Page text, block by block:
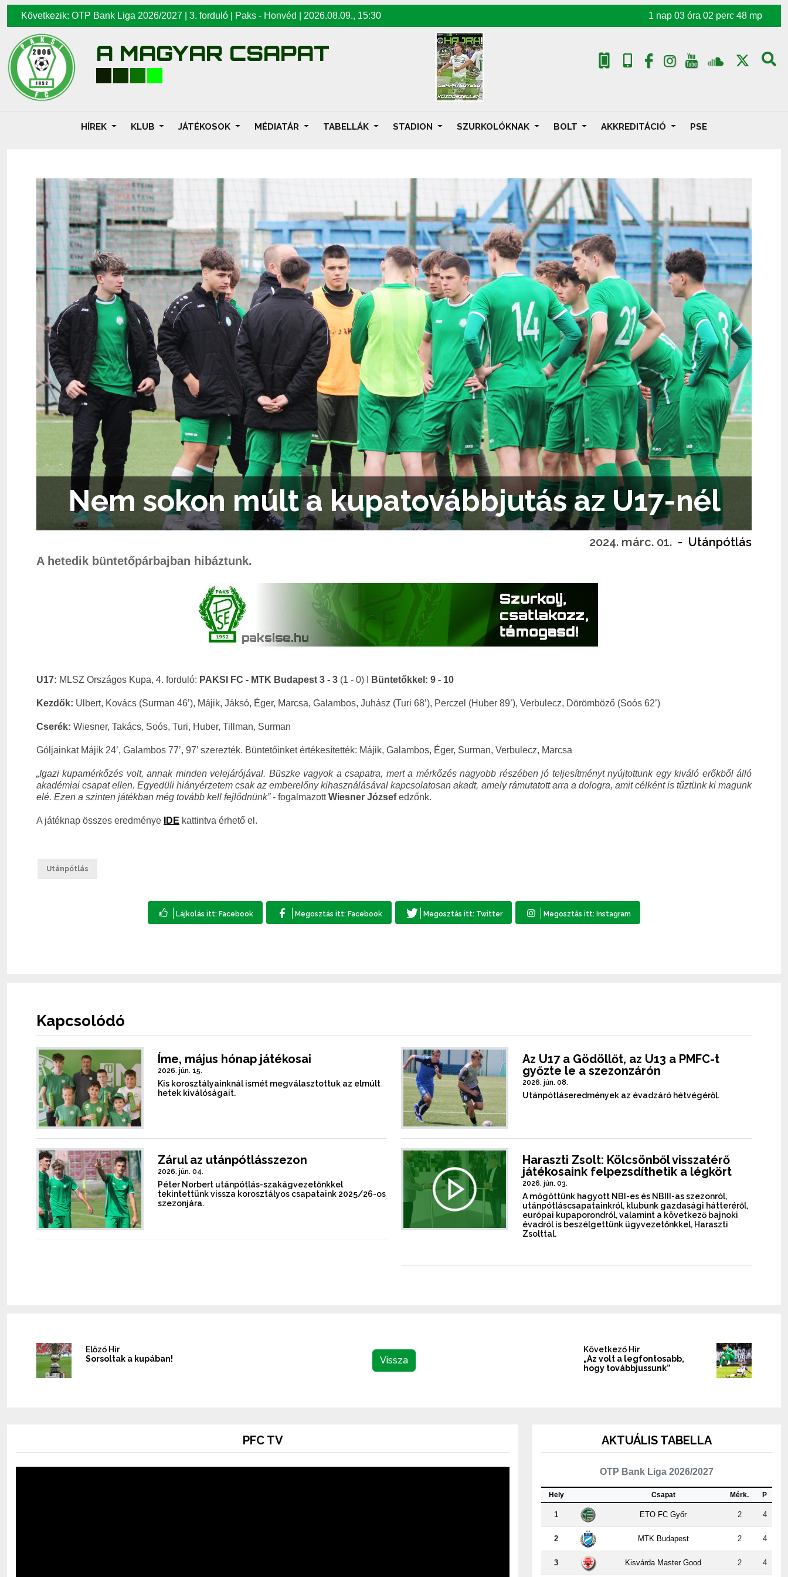
Következik: OTP Bank Liga 2026/2027 | 3. forduló | Paks - Honvéd 2026.08.09., 15:30 1 nap 03 óra 02 perc 46 mp
A MAGYAR CSAPAT
HÍREK KLUB JÁTÉKOSOK MÉDIATÁR TABELLÁK STADION SZURKOLÓKNAK BOLT AKKREDITÁCIÓ PSE
Nem sokon múlt a kupatovábbjutás az U17-nél
2024. márc. 01. - Utánpótlás
A hetedik büntetőpárbajban hibáztunk.
U17: MLSZ Országos Kupa, 4. forduló: PAKSI FC - MTK Budapest 3 - 3 (1 - 0) I Büntetőkkel: 9 - 10
Kezdők: Ulbert, Kovács (Surman 46’), Májik, Jáksó, Éger, Marcsa, Galambos, Juhász (Turi 68’), Perczel (Huber 89’), Verbulecz, Dörömböző (Soós 62’)
Cserék: Wiesner, Takács, Soós, Turi, Huber, Tillman, Surman
Góljainkat Májik 24’, Galambos 77’, 97’ szerezték. Büntetőinket értékesítették: Májik, Galambos, Éger, Surman, Verbulecz, Marcsa
„Igazi kupamérkőzés volt, annak minden velejárójával. Büszke vagyok a csapatra, mert a mérkőzés nagyobb részében jó teljesítményt nyújtottunk egy kiváló erőkből álló
akadémiai csapat ellen. Egyedüli hiányérzetem csak az emberelőny kihasználásával kapcsolatosan akadt, amely rámutatott arra a dologra, amit célként is tűztünk ki magunk
elé. Ezen a szinten játékban még tovább kell fejlődnünk”- fogalmazottWiesner Józsefedzőnk.
A játéknap összes eredménye IDE kattintva érhető el.
Utánpótlás
Kapcsolódó
Íme, május hónap játékosai
2026. jún. 15.
Kis korosztályainknál ismét megválasztottuk az elmúlt
hetek kiválóságait.
Az U17 a Gödöllőt, az U13 a PMFC-t
győzte le a szezonzárón
2026. jún. 08.
Utánpótláseredmények az évadzáró hétvégéről.
Zárul az utánpótlásszezon
2026. jún. 04.
Péter Norbert utánpótlás-szakágvezetőnkkel
tekintettünk vissza korosztályos csapataink 2025/26-os
szezonjára.
Haraszti Zsolt: Kölcsönből visszatérő
játékosaink felpezsdíthetik a légkört
2026. jún. 03.
A mögöttünk hagyott NBI-es és NBIII-as szezonról,
utánpótláscsapatainkról, klubunk gazdasági hátteréről,
európai kupaporondról, valamint a következő bajnoki
évadról is beszélgettünk ügyvezetőnkkel, Haraszti
Zsolttal.
Előző Hír
Sorsoltak a kupában!
Vissza
Következő Hír
„Az volt a legfontosabb,
hogy továbbjussunk”
PFC TV AKTUÁLIS TABELLA
OTP Bank Liga 2026/2027
Hely Csapat Mérk. P
1 ETO FC Győr 2 4
2 MTK Budapest 2 4
3 Kisvárda Master Good 2 4